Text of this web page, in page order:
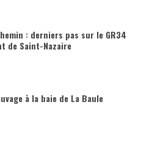
: derniers pas sur le GR34
de Saint-Nazaire
à la baie de La Baule